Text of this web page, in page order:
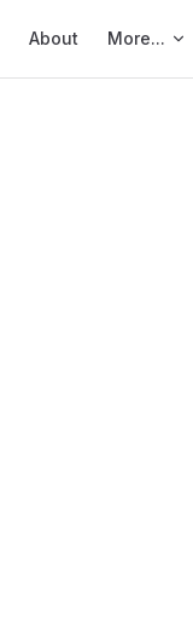
About More...